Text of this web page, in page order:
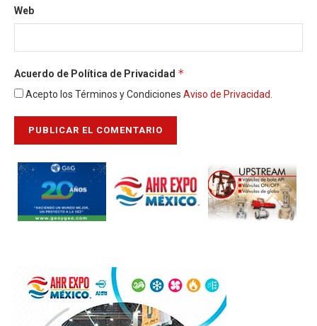
Web
Acuerdo de Política de Privacidad *
Acepto los Términos y Condiciones Aviso de Privacidad